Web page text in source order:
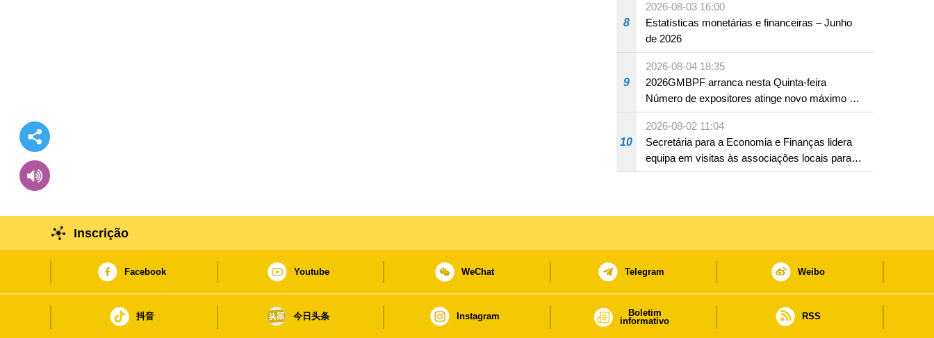
8
2026-08-03 16:00
Estatísticas monetárias e financeiras – Junho
de 2026
9
2026-08-04 18:35
2026GMBPF arranca nesta Quinta-feira
Número de expositores atinge novo máximo em
18 anos
10
2026-08-02 11:04
Secretária para a Economia e Finanças lidera
equipa em visitas às associações locais para
consolidar consensos e promover os trabalhos
Inscrição
Facebook Youtube WeChat Telegram Weibo
抖音 今日头条 Instagram
Boletim
informativo
RSS